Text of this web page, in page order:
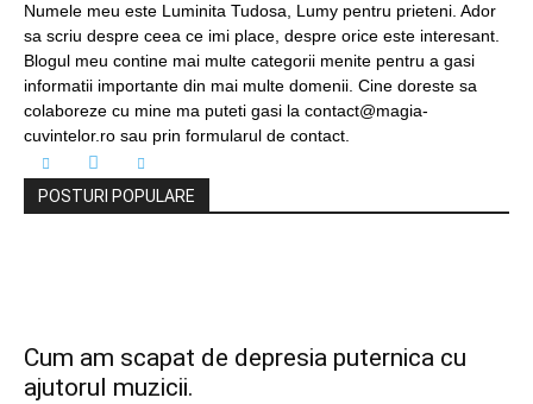
Numele meu este Luminita Tudosa, Lumy pentru prieteni. Ador
sa scriu despre ceea ce imi place, despre orice este interesant.
Blogul meu contine mai multe categorii menite pentru a gasi
informatii importante din mai multe domenii. Cine doreste sa
colaboreze cu mine ma puteti gasi la contact@magia-
cuvintelor.ro sau prin formularul de contact.
POSTURI POPULARE
Cum am scapat de depresia puternica cu
ajutorul muzicii.